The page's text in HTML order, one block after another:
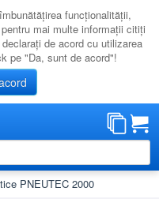
funcţionalităţii,
mai multe informaţii citiţi
de acord cu utilizarea
pe "Da, sunt de acord"!
PNEUTEC 2000